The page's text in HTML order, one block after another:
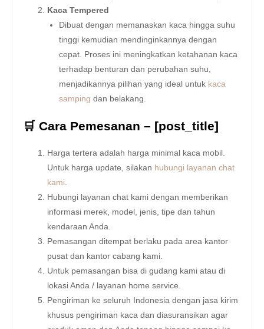
Kaca Tempered
Dibuat dengan memanaskan kaca hingga suhu
tinggi kemudian mendinginkannya dengan
cepat. Proses ini meningkatkan ketahanan kaca
terhadap benturan dan perubahan suhu,
menjadikannya pilihan yang ideal untuk kaca
samping dan belakang.
🛒 Cara Pemesanan – [post_title]
Harga tertera adalah harga minimal kaca mobil.
Untuk harga update, silakan hubungi layanan chat
kami
Hubungi layanan chat kami dengan memberikan
informasi merek, model, jenis, tipe dan tahun
kendaraan Anda.
Pemasangan ditempat berlaku pada area kantor
pusat dan kantor cabang kami.
Untuk pemasangan bisa di gudang kami atau di
lokasi Anda / layanan home service.
Pengiriman ke seluruh Indonesia dengan jasa kirim
khusus pengiriman kaca dan diasuransikan agar